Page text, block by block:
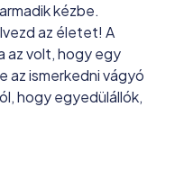
kézbe.
az életet! A
az volt, hogy egy
az ismerkedni vágyó
hogy egyedülállók,